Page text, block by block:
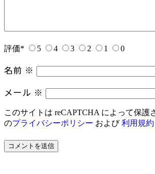
評価* 5 4 3 2 1 0
名前 ※
メール ※
このサイトは reCAPTCHA によって保護
のプライバシーポリシー および利用規約